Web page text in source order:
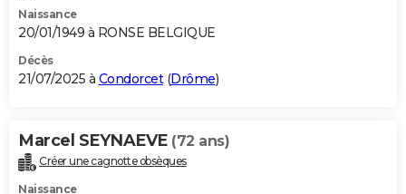
Naissance
20/01/1949 à RONSE BELGIQUE
Décès
21/07/2025 à Condorcet(Drôme)
Marcel SEYNAEVE (72 ans)
Créer une cagnotte obsèques
Naissance